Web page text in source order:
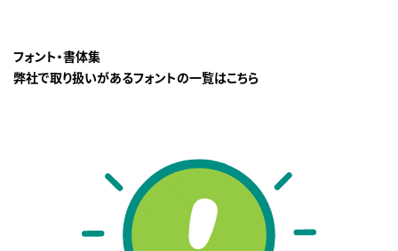
フォント・書体集
弊社で取り扱いがあるフォントの一覧はこちら